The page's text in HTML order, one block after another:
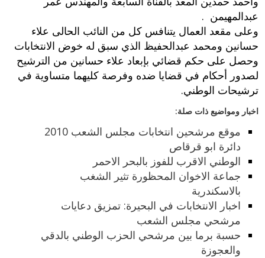
عبدالمهيمن ‮.‬
وعلى مقعد العمال يتنافس كل من النائب الحالى علاء
حسانين ومحمد عبدالحفيظ الذي سبق له خوض الانتخابات
وحصل على حكم قضائي بإبعاد علاء حسانين من الترشيح
لصدور أحكام في قضايا ضده وفرصة كليهما متساوية في
ترشيحات الوطني‮.
اخبار ومواضيع ذات صلة:
موقع مرشحين انتخابات مجلس الشعب 2010
دائرة ابو قرقاص
الوطني الاقرب للفوز بالبحر الاحمر
جماعة الاخوان المحظورة تثير الشغب
بالاسكندرية
اخبار الانتخابات في البحيرة: تمزيق دعايات
مرشحي مجلس الشعب
حسبة برما بين مرشحي الحزب الوطني بالدقي
والعجوزة